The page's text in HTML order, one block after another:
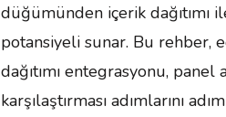
düğümünden içerik dağıtımı
potansiyeli sunar. Bu rehber,
dağıtımı entegrasyonu, panel
karşılaştırması adımlarını